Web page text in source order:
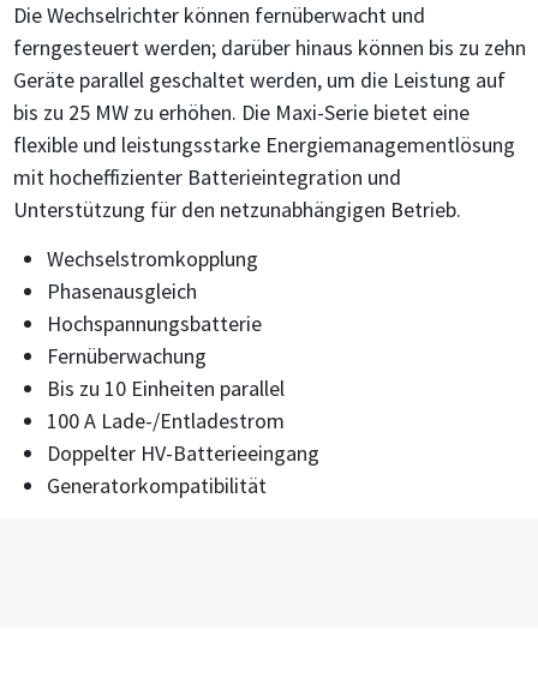
Die Wechselrichter können fernüberwacht und
ferngesteuert werden; darüber hinaus können bis zu zehn
Geräte parallel geschaltet werden, um die Leistung auf
bis zu 25 MW zu erhöhen. Die Maxi-Serie bietet eine
flexible und leistungsstarke Energiemanagementlösung
mit hocheffizienter Batterieintegration und
Unterstützung für den netzunabhängigen Betrieb.
Wechselstromkopplung
Phasenausgleich
Hochspannungsbatterie
Fernüberwachung
Bis zu 10 Einheiten parallel
100 A Lade-/Entladestrom
Doppelter HV-Batterieeingang
Generatorkompatibilität